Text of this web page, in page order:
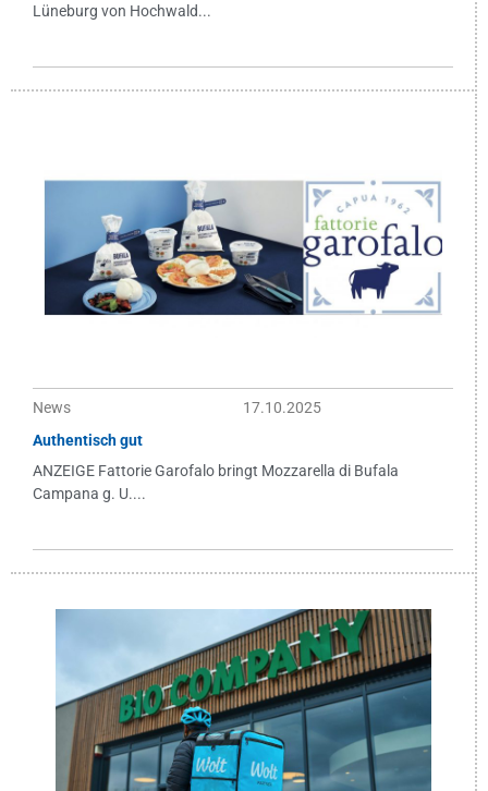
Lüneburg von Hochwald...
News
17.10.2025
Authentisch gut
ANZEIGE Fattorie Garofalo bringt Mozzarella di Bufala
Campana g. U....